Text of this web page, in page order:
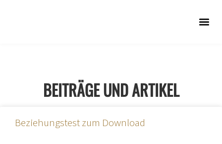
BEITRÄGE UND ARTIKEL
Beziehungstest zum Download